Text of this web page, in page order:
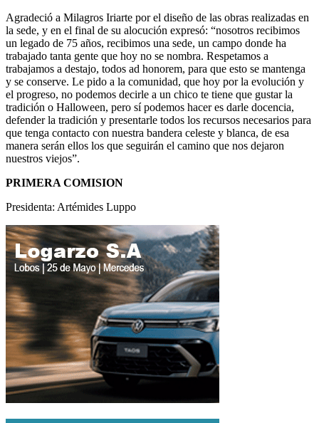
Agradeció a Milagros Iriarte por el diseño de las obras realizadas en
la sede, y en el final de su alocución expresó: “nosotros recibimos
un legado de 75 años, recibimos una sede, un campo donde ha
trabajado tanta gente que hoy no se nombra. Respetamos a
trabajamos a destajo, todos ad honorem, para que esto se mantenga
y se conserve. Le pido a la comunidad, que hoy por la evolución y
el progreso, no podemos decirle a un chico te tiene que gustar la
tradición o Halloween, pero sí podemos hacer es darle docencia,
defender la tradición y presentarle todos los recursos necesarios para
que tenga contacto con nuestra bandera celeste y blanca, de esa
manera serán ellos los que seguirán el camino que nos dejaron
nuestros viejos”.
PRIMERA COMISION
Presidenta: Artémides Luppo